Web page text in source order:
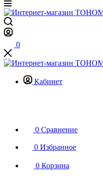
0
Кабинет
0 Сравнение
0 Избранное
0 Корзина